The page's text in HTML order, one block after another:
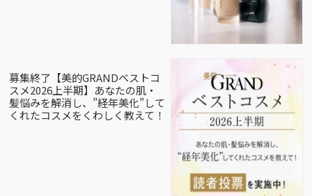
募集終了【美的GRANDベストコ
スメ2026上半期】あなたの肌・
髪悩みを解消し、”経年美化”して
くれたコスメをくわしく教えて！